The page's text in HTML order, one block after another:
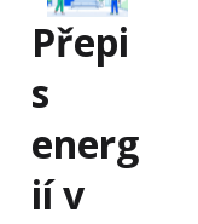
Přepi
s
energ
ií v